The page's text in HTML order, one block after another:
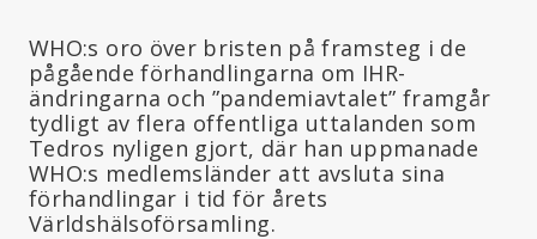
WHO:s oro över bristen på framsteg i de
pågående förhandlingarna om IHR-
ändringarna och ”pandemiavtalet” framgår
tydligt av flera offentliga uttalanden som
Tedros nyligen gjort, där han uppmanade
WHO:s medlemsländer att avsluta sina
förhandlingar i tid för årets
Världshälsoförsamling.